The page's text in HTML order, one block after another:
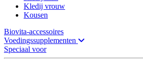
Kledij vrouw
Kousen
Biovita-accessoires
Voedingssupplementen
Speciaal voor